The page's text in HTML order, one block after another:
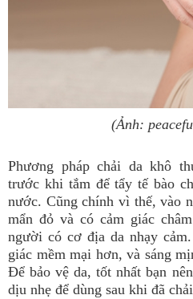
(Ảnh:
Phương pháp chải da khô
trước khi tắm để tẩy tế bào
nước. Cũng chính vì thế, vào
mẩn đỏ và có cảm giác
người có cơ địa da nhạy
giác mềm mại hơn, và sáng
Để bảo vệ da, tốt nhất bạn
dịu nhẹ để dùng sau khi đã